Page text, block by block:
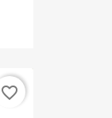
favorite_border